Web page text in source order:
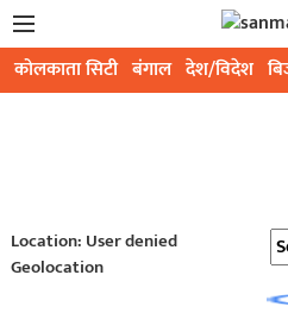
कोलकाता सिटी बंगाल देश/विदेश
Location: User denied
Geolocation